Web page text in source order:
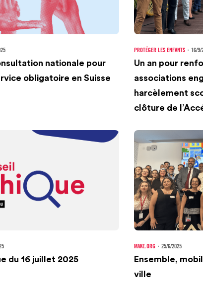
nationale pour
obligatoire en Suisse
PROTÉGER LES ENFANTS ・ 16/9/
Un an pour
associations
harcèlement
clôture de
du 16 juillet 2025
MAKE.ORG ・ 25/6/2025
Ensemble,
ville